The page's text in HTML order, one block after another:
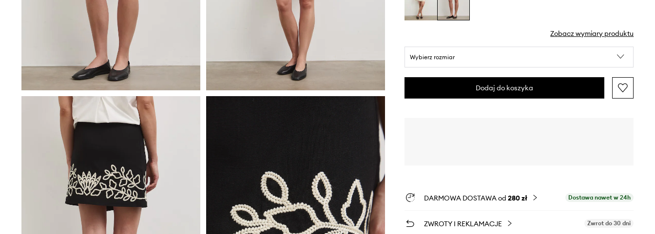
Zobacz wymiary produktu
Wybierz rozmiar
Dodaj do koszyka
DARMOWA DOSTAWA od 280 zł Dostawa nawet w 24h
ZWROTY I REKLAMACJE Zwrot do 30 dni